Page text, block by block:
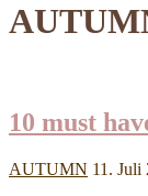
10 must
AUTUMN 11. Juli